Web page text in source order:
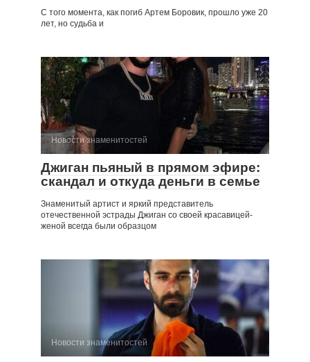
С того момента, как погиб Артем Боровик, прошло уже 20
лет, но судьба и
Новости знаменитостей
Джиган пьяный в прямом эфире:
скандал и откуда деньги в семье
Знаменитый артист и яркий представитель
отечественной эстрады Джиган со своей красавицей-
женой всегда были образцом
Новости знаменитостей